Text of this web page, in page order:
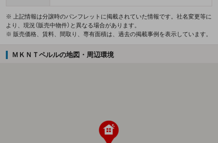
※ 上記情報は分譲時のパンフレットに掲載されていた情報です。社名変更等に
より、現況（販売中物件）と異なる場合があります。
※ 販売価格、賃料、間取り、専有面積は、過去の掲載事例を表示しています。
ＭＫＮＴペルルの地図・周辺環境